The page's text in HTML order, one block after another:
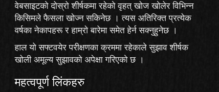
वेबसाइटको दोस्रो शीर्षकमा रहेकोवृहत् खोज खोलेर विभिन्न
किसिमले फैसला खोज्न सकिनेछ । त्यस अतिरिक्त प्रत्येक
वर्षका नेकापहरू र हाम्रो बारेमा समेत हेर्न सक्नुहुनेछ ।
हाल यो सफ्टवयेर परीक्षणका क्रममा रहेकालेसुझाव शीर्षक
खोली अमूल्य सुझावको अपेक्षा गरिएको छ ।
महत्वपूर्ण लिंकहरु